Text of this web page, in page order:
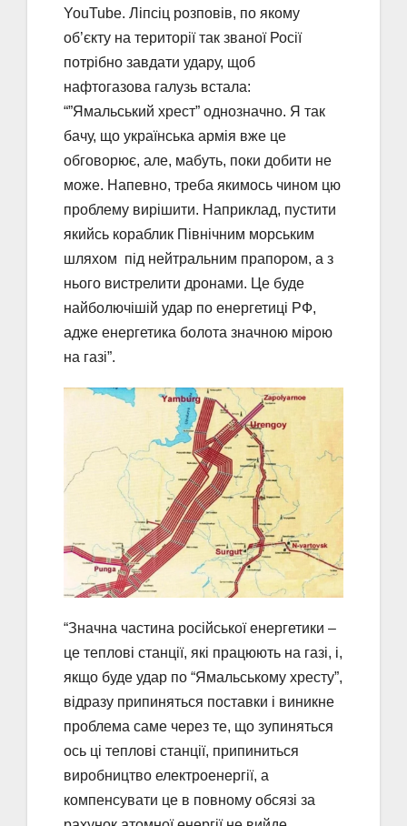
YouTube. Ліпсіц розповів, по якому
об’єкту на території так званої Росії
потрібно завдати удару, щоб
нафтогазова галузь встала:
“”Ямальський хрест” однозначно. Я так
бачу, що українська армія вже це
обговорює, але, мабуть, поки добити не
може. Напевно, треба якимось чином цю
проблему вирішити. Наприклад, пустити
якийсь кораблик Північним морським
шляхом під нейтральним прапором, а з
нього вистрелити дронами. Це буде
найболючішій удар по енергетиці РФ,
адже енергетика болота значною мірою
на газі”.
“Значна частина російської енергетики –
це теплові станції, які працюють на газі, і,
якщо буде удар по “Ямальському хресту”,
відразу припиняться поставки і виникне
проблема саме через те, що зупиняться
ось ці теплові станції, припиниться
виробництво електроенергії, а
компенсувати це в повному обсязі за